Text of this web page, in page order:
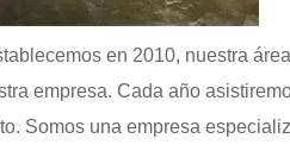
en 2010, nuestra
empresa. Cada año
Somos una empresa